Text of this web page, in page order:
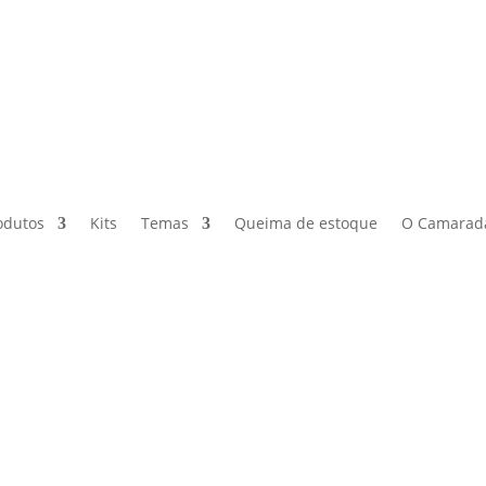
Kits Temas Queima de estoque O